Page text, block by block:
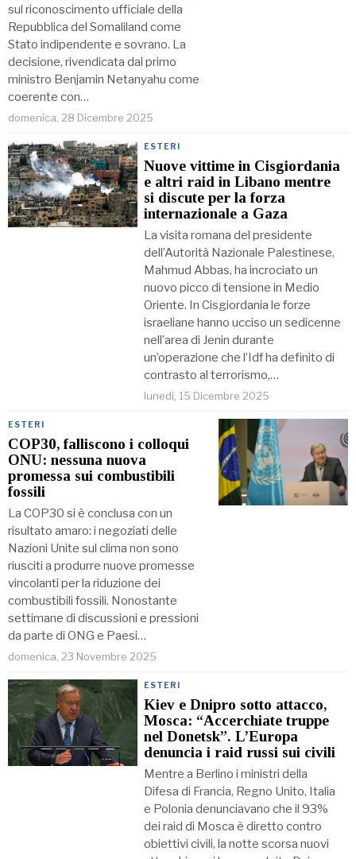
sul riconoscimento ufficiale della
Repubblica del Somaliland come
Stato indipendente e sovrano. La
decisione, rivendicata dal primo
ministro Benjamin Netanyahu come
coerente con…
domenica, 28 Dicembre 2025
ESTERI
Nuove vittime in Cisgiordania
e altri raid in Libano mentre
si discute per la forza
internazionale a Gaza
La visita romana del presidente
dell’Autorità Nazionale Palestinese,
Mahmud Abbas, ha incrociato un
nuovo picco di tensione in Medio
Oriente. In Cisgiordania le forze
israeliane hanno ucciso un sedicenne
nell’area di Jenin durante
un’operazione che l’Idf ha definito di
contrasto al terrorismo,…
lunedì, 15 Dicembre 2025
ESTERI
COP30, falliscono i colloqui
ONU: nessuna nuova
promessa sui combustibili
fossili
La COP30 si è conclusa con un
risultato amaro: i negoziati delle
Nazioni Unite sul clima non sono
riusciti a produrre nuove promesse
vincolanti per la riduzione dei
combustibili fossili. Nonostante
settimane di discussioni e pressioni
da parte di ONG e Paesi…
domenica, 23 Novembre 2025
ESTERI
Kiev e Dnipro sotto attacco,
Mosca: “Accerchiate truppe
nel Donetsk”. L’Europa
denuncia i raid russi sui civili
Mentre a Berlino i ministri della
Difesa di Francia, Regno Unito, Italia
e Polonia denunciavano che il 93%
dei raid di Mosca è diretto contro
obiettivi civili, la notte scorsa nuovi